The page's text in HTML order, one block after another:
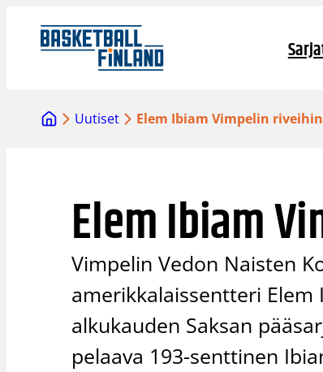
sisältöön
Uutiset Elem Ibiam Vimpelin riveihin
Elem Ibiam
Vimpelin Vedon Naisten
amerikkalaissentteri Elem
alkukauden Saksan
pelaava 193-senttinen